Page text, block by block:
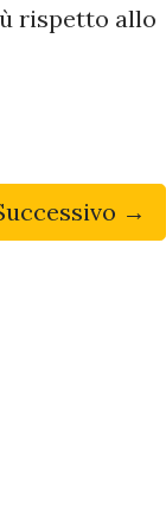
rispetto allo
→